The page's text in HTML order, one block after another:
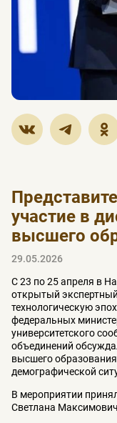
участие в
высшего
29.05.2026
С 23 по 25 апреля в
открытый
технологическую
федеральных
университетского
объединений
высшего образования
демографической
В мероприятии
Светлана